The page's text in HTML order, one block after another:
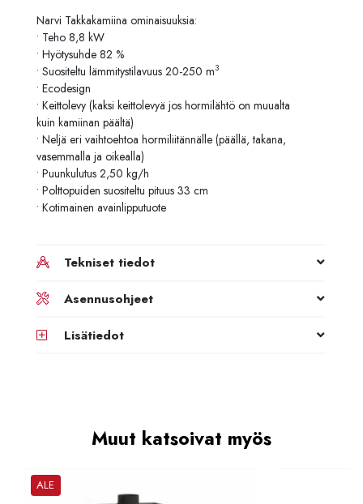
Narvi Takkakamiina ominaisuuksia:
• Teho 8,8 kW
• Hyötysuhde 82 %
• Suositeltu lämmitystilavuus 20-250 m3
• Ecodesign
• Keittolevy (kaksi keittolevyä jos hormilähtö on muualta
kuin kamiinan päältä)
• Neljä eri vaihtoehtoa hormiliitännälle (päällä, takana,
vasemmalla ja oikealla)
• Puunkulutus 2,50 kg/h
• Polttopuiden suositeltu pituus 33 cm
• Kotimainen avainlipputuote
Tekniset tiedot
Asennusohjeet
Lisätiedot
Muut katsoivat myös
ALE